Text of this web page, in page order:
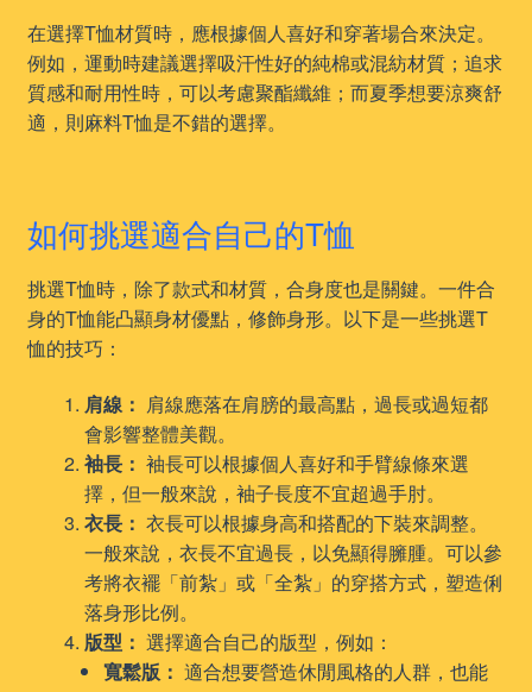
在選擇T恤材質時，應根據個人喜好和穿著場合來決定。
例如，運動時建議選擇吸汗性好的純棉或混紡材質；追求
質感和耐用性時，可以考慮聚酯纖維；而夏季想要涼爽舒
適，則麻料T恤是不錯的選擇。
如何挑選適合自己的T恤
挑選T恤時，除了款式和材質，合身度也是關鍵。一件合
身的T恤能凸顯身材優點，修飾身形。以下是一些挑選T
恤的技巧：
肩線： 肩線應落在肩膀的最高點，過長或過短都
會影響整體美觀。
袖長： 袖長可以根據個人喜好和手臂線條來選
擇，但一般來說，袖子長度不宜超過手肘。
衣長： 衣長可以根據身高和搭配的下裝來調整。
一般來說，衣長不宜過長，以免顯得臃腫。可以參
考將衣襬「前紮」或「全紮」的穿搭方式，塑造俐
落身形比例。
版型： 選擇適合自己的版型，例如：
寬鬆版： 適合想要營造休閒風格的人群，也能